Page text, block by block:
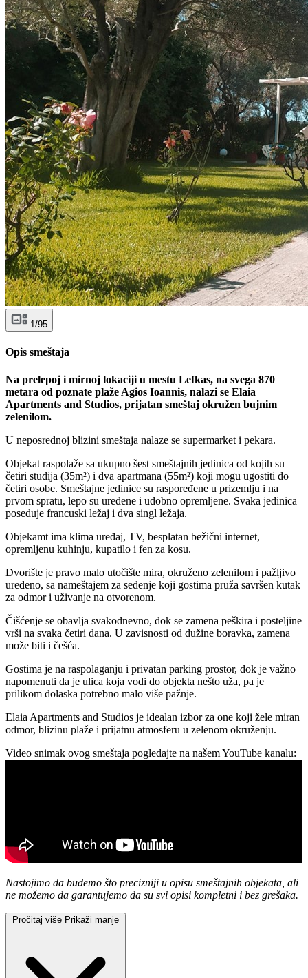
1/95
Opis smeštaja
Na prelepoj i mirnoj lokaciji u mestu Lefkas, na svega 870
metara od poznate plaže Agios Ioannis, nalazi se Elaia
Apartments and Studios, prijatan smeštaj okružen bujnim
zelenilom.
U neposrednoj blizini smeštaja nalaze se supermarket i pekara.
Objekat raspolaže sa ukupno šest smeštajnih jedinica od kojih su
četiri studija (35m²) i dva apartmana (55m²) koji mogu ugostiti do
četiri osobe. Smeštajne jedinice su raspoređene u prizemlju i na
prvom spratu, lepo su uređene i udobno opremljene. Svaka jedinica
poseduje francuski ležaj i dva singl ležaja.
Objekamt ima klima uređaj, TV, besplatan bežični internet,
opremljenu kuhinju, kupatilo i fen za kosu.
Dvorište je pravo malo utočište mira, okruženo zelenilom i pažljivo
uređeno, sa nameštajem za sedenje koji gostima pruža savršen kutak
za odmor i uživanje na otvorenom.
Čišćenje se obavlja svakodnevno, dok se zamena peškira i posteljine
vrši na svaka četiri dana. U zavisnosti od dužine boravka, zamena
može biti i češća.
Gostima je na raspolaganju i privatan parking prostor, dok je važno
napomenuti da je ulica koja vodi do objekta nešto uža, pa je
prilikom dolaska potrebno malo više pažnje.
Elaia Apartments and Studios je idealan izbor za one koji žele miran
odmor, blizinu plaže i prijatnu atmosferu u zelenom okruženju.
Video snimak ovog smeštaja pogledajte na našem YouTube kanalu:
Nastojimo da budemo što precizniji u opisu smeštajnih objekata, ali
ne možemo da garantujemo da su svi opisi kompletni i bez grešaka.
Pročitaj više Prikaži manje